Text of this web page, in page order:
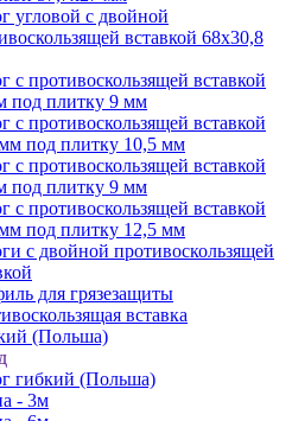
угловой с двойной
вставкой 68х30,8
с противоскользящей вставкой
под плитку 9 мм
с противоскользящей вставкой
под плитку 10,5 мм
с противоскользящей вставкой
под плитку 9 мм
с противоскользящей вставкой
под плитку 12,5 мм
с двойной противоскользящей
для грязезащиты
вставка
(Польша)
гибкий (Польша)
- 3м